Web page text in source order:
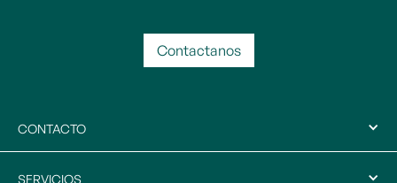
Contactanos
CONTACTO
SERVICIOS